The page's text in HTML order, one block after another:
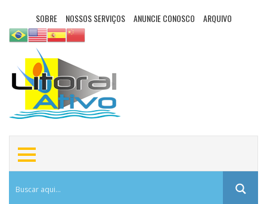
SOBRE NOSSOS SERVIÇOS ANUNCIE CONOSCO ARQUIVO